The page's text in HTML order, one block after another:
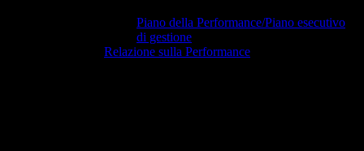
Piano della Performance/Piano esecutivo
di gestione
Relazione sulla Performance